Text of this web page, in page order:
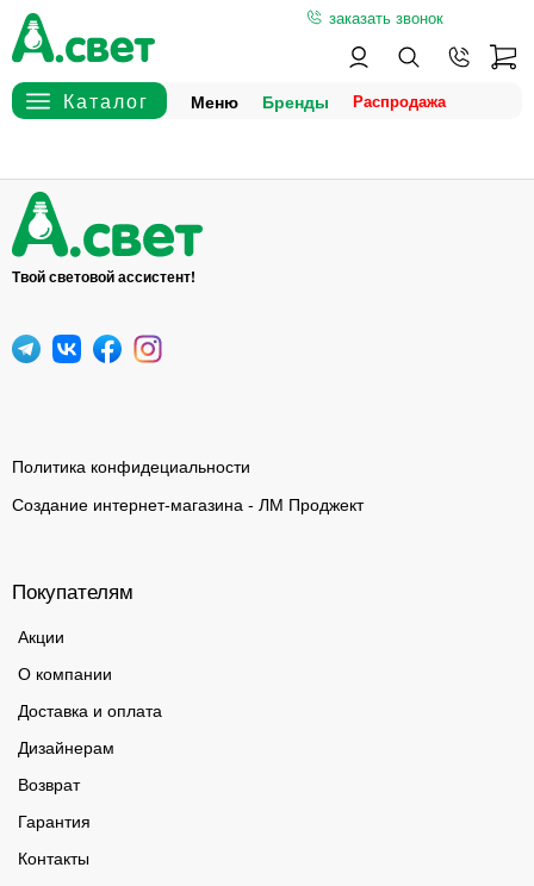
заказать звонок
Меню Бренды
Твой световой ассистент!
Политика конфидециальности
Создание интернет-магазина - ЛМ Проджект
Покупателям
Акции
О компании
Доставка и оплата
Дизайнерам
Возврат
Гарантия
Контакты